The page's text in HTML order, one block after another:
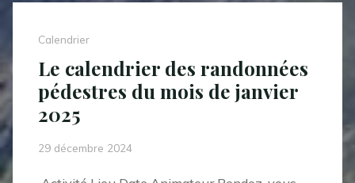
Seniors »
du
Calendrier
Le calendrier des randonnées
pédestres du mois de janvier
2025
29 décembre 2024